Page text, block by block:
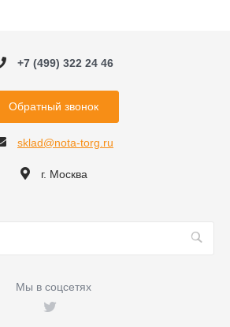
+7 (499) 322 24 46
Обратный звонок
sklad@nota-torg.ru
г. Москва
Мы в соцсетях